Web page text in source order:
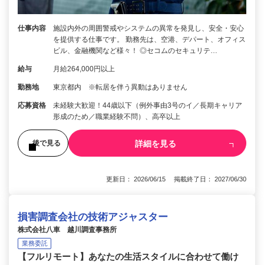
仕事内容
施設内外の周囲警戒やシステムの異常を発見し、安全・安心
を提供する仕事です。 勤務先は、空港、デパート、オフィス
ビル、金融機関など様々！ ◎セコムのセキュリテ…
給与 月給264,000円以上
勤務地 東京都内 ※転居を伴う異動はありません
応募資格
未経験大歓迎！44歳以下（例外事由3号のイ／長期キャリア
形成のため／職業経験不問）、高卒以上
後で見る 詳細を見る
更新日： 2026/06/15 掲載終了日： 2027/06/30
損害調査会社の技術アジャスター
株式会社八車 越川調査事務所
業務委託
【フルリモート】あなたの生活スタイルに合わせて働け